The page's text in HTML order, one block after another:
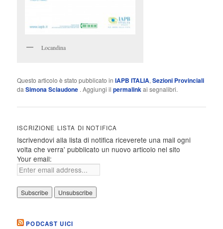
Locandina
Questo articolo è stato pubblicato inIAPB ITALIA,Sezioni Provinciali
daSimona Sciaudone . Aggiungi ilpermalinkai segnalibri.
ISCRIZIONE LISTA DI NOTIFICA
Iscrivendovi alla lista di notifica riceverete una mail ogni
volta che verra' pubblicato un nuovo articolo nel sito
Your email:
PODCAST UICI